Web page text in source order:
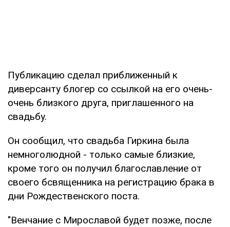
Публикацию сделал приближенный к
диверсанту блогер со ссылкой на его очень-
очень близкого друга, приглашенного на
свадьбу.
Он сообщил, что свадьба Гиркина была
немноголюдной - только самые близкие,
кроме того он получил благославление от
своего бсвященника на регистрацию брака в
дни Рождественского поста.
"Венчание с Мирославой будет позже, после